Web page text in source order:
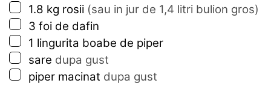
▢
1.8 kg rosii (sau in jur de 1,4 litri bulion gros)
▢
3 foi de dafin
▢
1 lingurita boabe de piper
▢
sare dupa gust
▢
piper macinat dupa gust